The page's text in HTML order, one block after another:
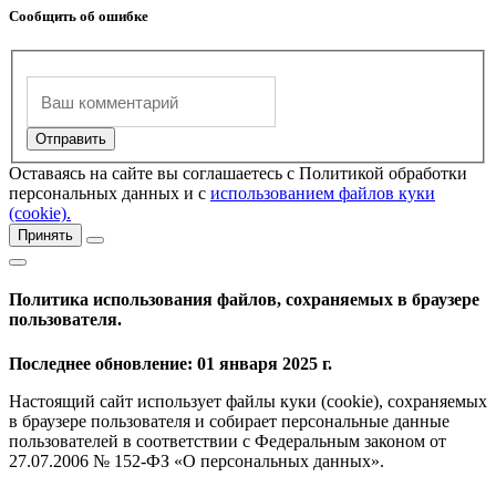
Сообщить об ошибке
Оставаясь на сайте вы соглашаетесь с Политикой обработки
персональных данных и с использованием файлов куки
(cookie).
Принять
Политика использования файлов, сохраняемых в браузере
пользователя.
Последнее обновление: 01 января 2025 г.
Настоящий сайт использует файлы куки (cookie), сохраняемых
в браузере пользователя и собирает персональные данные
пользователей в соответствии с Федеральным законом от
27.07.2006 № 152-ФЗ «О персональных данных».